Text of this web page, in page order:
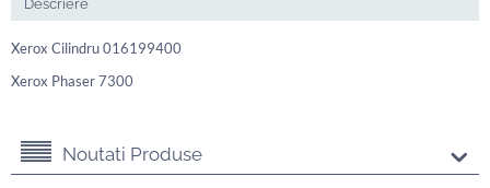
Descriere
Xerox Cilindru 016199400
Xerox Phaser 7300
Noutati Produse